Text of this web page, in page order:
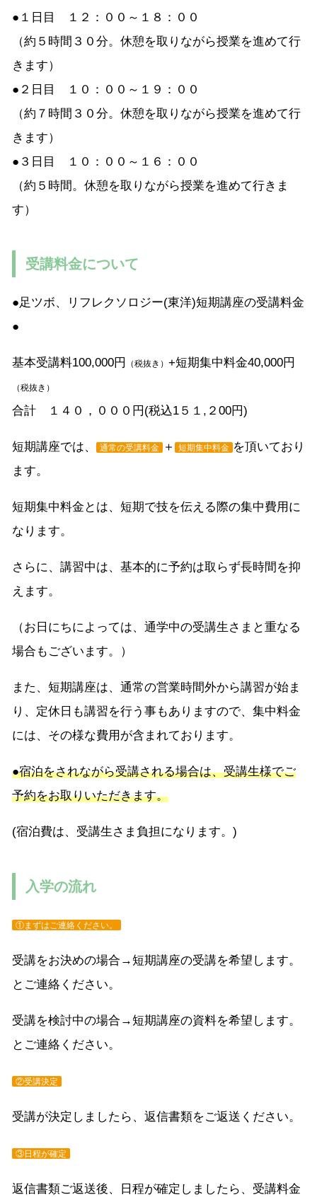
●１日目 １２：００～１８：００
（約５時間３０分。休憩を取りながら授業を進めて行
きます）
●２日目 １０：００～１９：００
（約７時間３０分。休憩を取りながら授業を進めて行
きます）
●３日目 １０：００～１６：００
（約５時間。休憩を取りながら授業を進めて行きま
す）
受講料金について
●足ツボ、リフレクソロジー(東洋)短期講座の受講料金
●
基本受講料100,000円 （税抜き） +短期集中料金40,000円
（税抜き）
合計 １４０，０００円(税込1５１,２00円)
短期講座では、 通常の受講料金 ＋ 短期集中料金 を頂いており
ます。
短期集中料金とは、短期で技を伝える際の集中費用に
なります。
さらに、講習中は、基本的に予約は取らず長時間を抑
えます。
（お日にちによっては、通学中の受講生さまと重なる
場合もございます。）
また、短期講座は、通常の営業時間外から講習が始ま
り、定休日も講習を行う事もありますので、集中料金
には、その様な費用が含まれております。
●宿泊をされながら受講される場合は、受講生様でご
予約をお取りいただきます。
(宿泊費は、受講生さま負担になります。)
入学の流れ
①まずはご連絡ください。
受講をお決めの場合→短期講座の受講を希望します。
とご連絡ください。
受講を検討中の場合→短期講座の資料を希望します。
とご連絡ください。
②受講決定
受講が決定しましたら、返信書類をご返送ください。
③日程が確定
返信書類ご返送後、日程が確定しましたら、受講料金